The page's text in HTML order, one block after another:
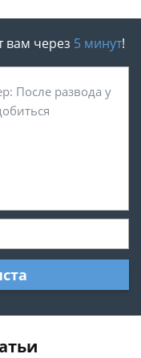
вам через 5 минут!